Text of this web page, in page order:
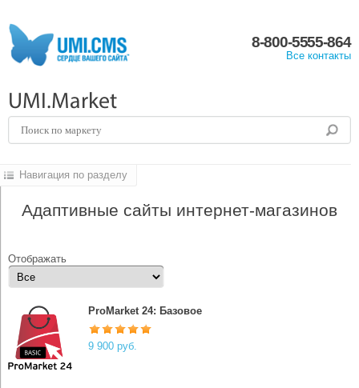
8-800-5555-864
Все контакты
UMI.Market
Навигация по разделу
Адаптивные сайты интернет-магазинов
Отображать
ProMarket 24: Базовое
9 900 руб.